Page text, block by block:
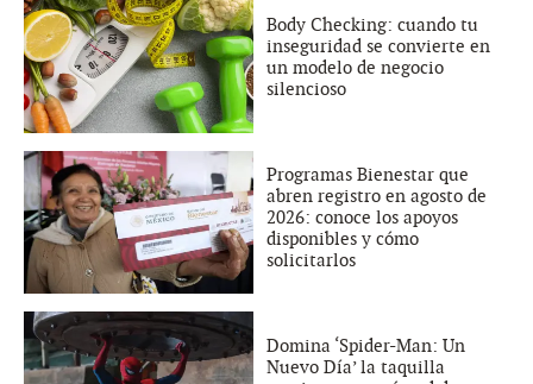
Body Checking: cuando tu
inseguridad se convierte en
un modelo de negocio
silencioso
Programas Bienestar que
abren registro en agosto de
2026: conoce los apoyos
disponibles y cómo
solicitarlos
Domina ‘Spider-Man: Un
Nuevo Día’ la taquilla